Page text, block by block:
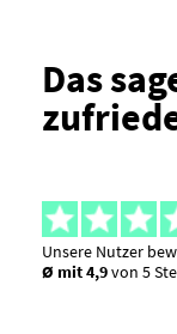
Das
Unsere Nutzer
Ø mit 4,9von 5